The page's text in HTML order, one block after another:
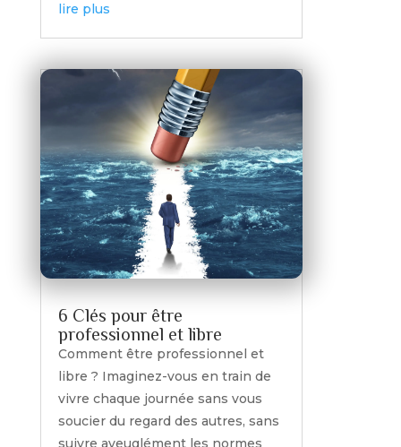
lire plus
6 Clés pour être
professionnel et libre
Comment être professionnel et
libre ? Imaginez-vous en train de
vivre chaque journée sans vous
soucier du regard des autres, sans